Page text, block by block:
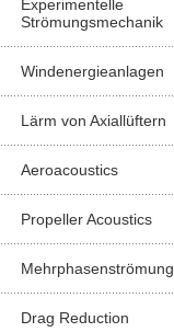
Experimentelle
Strömungsmechanik
Windenergieanlagen
Lärm von Axiallüftern
Aeroacoustics
Propeller Acoustics
Mehrphasenströmung
Drag Reduction